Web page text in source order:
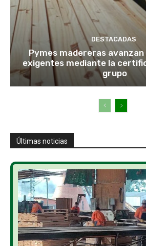
DESTACADAS
Pymes madereras
exigentes mediante la
grupo
Últimas noticias